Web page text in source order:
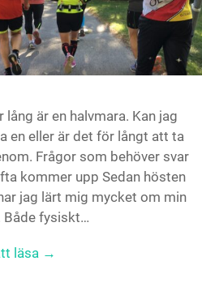
lång är en halvmara. Kan jag
en eller är det för långt att ta
Frågor som behöver svar
kommer upp Sedan hösten
jag lärt mig mycket om min
Både fysiskt…
läsa →